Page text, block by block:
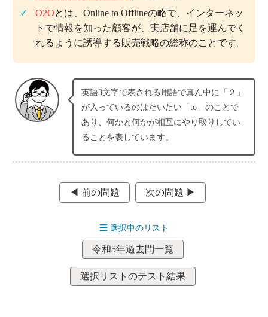
O2Oとは、Online to Offlineの略で、インターネッ
トで情報を知った顧客が、実店舗に足を運んでく
れるように誘導する販売戦略の総称のことです。
英語3文字で表される用語で真ん中に「２」
が入っているのはだいたい「to」のことで
あり、何かと何かが相互にやり取りしてい
ることを表しています。
◀︎ 前の問題 次の問題 ▶︎
☰選択中のリスト
令和5年過去問一覧
選択リストのテスト結果